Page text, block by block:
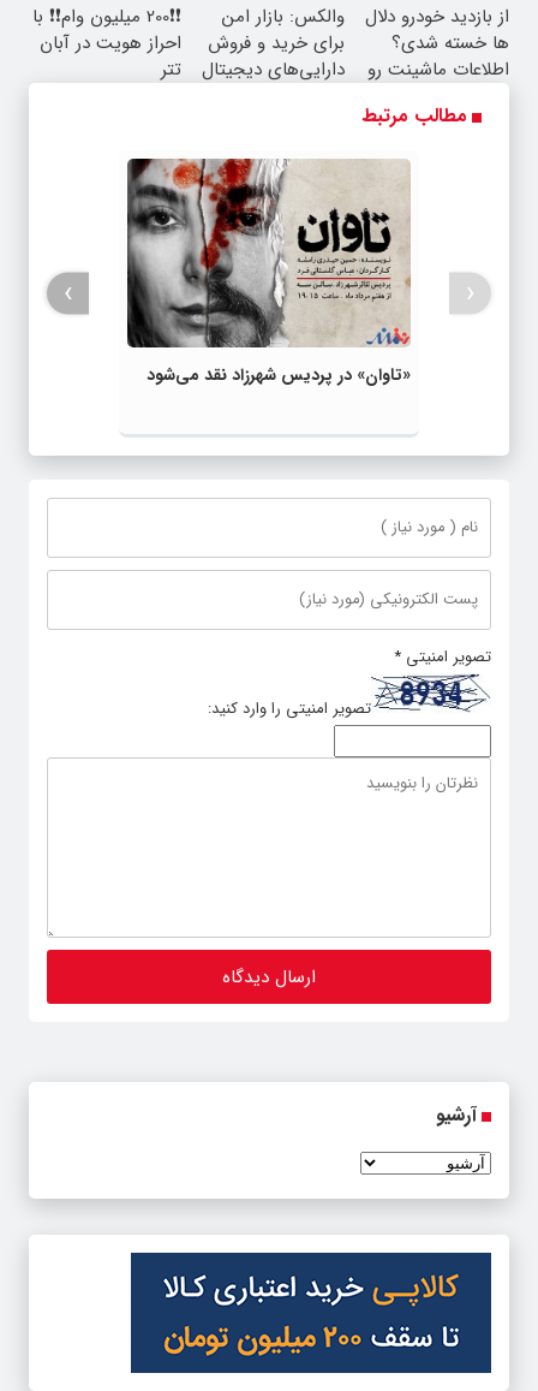
واقعی*
از بازدید خودرو دلال
ها خسته شدی؟
اطلاعات ماشینت رو
والکس: بازار امن
برای خرید و فروش
دارایی‌های دیجیتال
❗❗200 میلیون وام❗❗ با
احراز هویت در آبان
تتر
مطالب مرتبط
«تاوان» در پردیس شهرزاد نقد می‌شود
‹
›
تصویر امنیتی *
تصویر امنیتی را وارد کنید:
آرشیو